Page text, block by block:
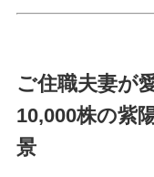
ご住職夫妻が
10,000株の紫
景